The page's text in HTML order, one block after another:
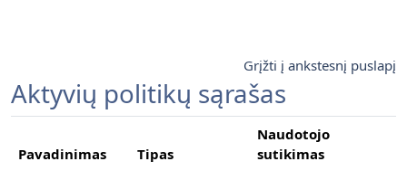
Grįžti į ankstesnį puslapį
Aktyvių politikų sąrašas
Pavadinimas Tipas
Naudotojo
sutikimas